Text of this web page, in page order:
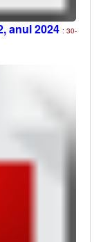
anul 2024 : 30-